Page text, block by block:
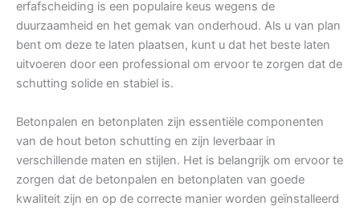
erfafscheiding is een populaire keus wegens de
duurzaamheid en het gemak van onderhoud. Als u van plan
bent om deze te laten plaatsen, kunt u dat het beste laten
uitvoeren door een professional om ervoor te zorgen dat de
schutting solide en stabiel is.
Betonpalen en betonplaten zijn essentiële componenten
van de hout beton schutting en zijn leverbaar in
verschillende maten en stijlen. Het is belangrijk om ervoor te
zorgen dat de betonpalen en betonplaten van goede
kwaliteit zijn en op de correcte manier worden geïnstalleerd